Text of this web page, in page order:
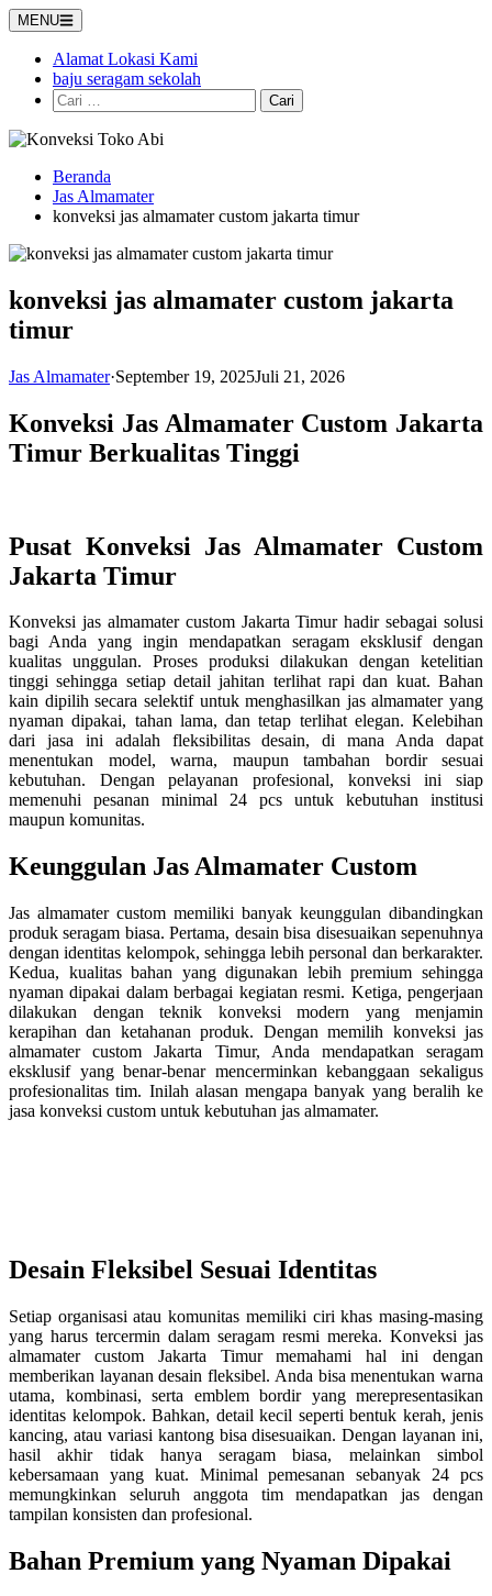
Langsung
ke
konten
MENU
Alamat Lokasi Kami
baju seragam sekolah
Cari
untuk:
Beranda
Jas Almamater
konveksi jas almamater custom jakarta timur
konveksi jas almamater custom jakarta
timur
Jas Almamater·September 19, 2025Juli 21, 2026
Konveksi Jas Almamater Custom Jakarta
Timur Berkualitas Tinggi
Pusat Konveksi Jas Almamater Custom
Jakarta Timur
Konveksi jas almamater custom Jakarta Timur hadir sebagai solusi
bagi Anda yang ingin mendapatkan seragam eksklusif dengan
kualitas unggulan. Proses produksi dilakukan dengan ketelitian
tinggi sehingga setiap detail jahitan terlihat rapi dan kuat. Bahan
kain dipilih secara selektif untuk menghasilkan jas almamater yang
nyaman dipakai, tahan lama, dan tetap terlihat elegan. Kelebihan
dari jasa ini adalah fleksibilitas desain, di mana Anda dapat
menentukan model, warna, maupun tambahan bordir sesuai
kebutuhan. Dengan pelayanan profesional, konveksi ini siap
memenuhi pesanan minimal 24 pcs untuk kebutuhan institusi
maupun komunitas.
Keunggulan Jas Almamater Custom
Jas almamater custom memiliki banyak keunggulan dibandingkan
produk seragam biasa. Pertama, desain bisa disesuaikan sepenuhnya
dengan identitas kelompok, sehingga lebih personal dan berkarakter.
Kedua, kualitas bahan yang digunakan lebih premium sehingga
nyaman dipakai dalam berbagai kegiatan resmi. Ketiga, pengerjaan
dilakukan dengan teknik konveksi modern yang menjamin
kerapihan dan ketahanan produk. Dengan memilih konveksi jas
almamater custom Jakarta Timur, Anda mendapatkan seragam
eksklusif yang benar-benar mencerminkan kebanggaan sekaligus
profesionalitas tim. Inilah alasan mengapa banyak yang beralih ke
jasa konveksi custom untuk kebutuhan jas almamater.
Desain Fleksibel Sesuai Identitas
Setiap organisasi atau komunitas memiliki ciri khas masing-masing
yang harus tercermin dalam seragam resmi mereka. Konveksi jas
almamater custom Jakarta Timur memahami hal ini dengan
memberikan layanan desain fleksibel. Anda bisa menentukan warna
utama, kombinasi, serta emblem bordir yang merepresentasikan
identitas kelompok. Bahkan, detail kecil seperti bentuk kerah, jenis
kancing, atau variasi kantong bisa disesuaikan. Dengan layanan ini,
hasil akhir tidak hanya seragam biasa, melainkan simbol
kebersamaan yang kuat. Minimal pemesanan sebanyak 24 pcs
memungkinkan seluruh anggota tim mendapatkan jas dengan
tampilan konsisten dan profesional.
Bahan Premium yang Nyaman Dipakai